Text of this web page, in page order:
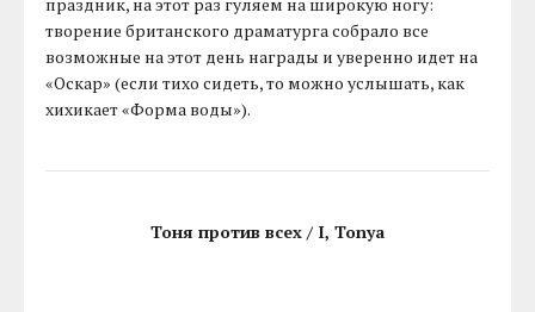
творение британского драматурга собрало все
возможные на этот день награды и уверенно идет на
«Оскар» (если тихо сидеть, то можно услышать, как
хихикает «Форма воды»).
Тоня против всех / I, Tonya